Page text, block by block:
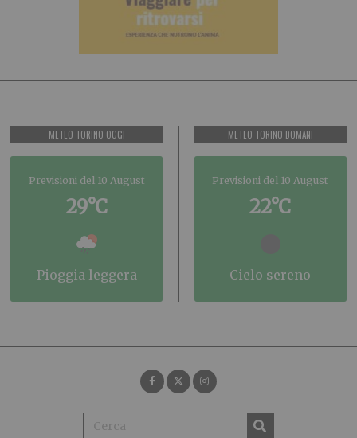
METEO TORINO OGGI
Previsioni del 10 August
29°C
pioggia leggera
METEO TORINO DOMANI
Previsioni del 10 August
22°C
cielo sereno